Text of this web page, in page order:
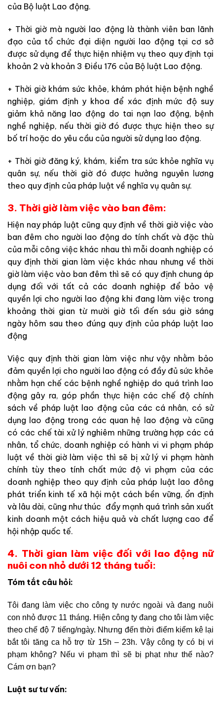
của Bộ luật Lao động.
+ Thời giờ mà người lao động là thành viên ban lãnh
đạo của tổ chức đại diện người lao động tại cơ sở
được sử dụng để thực hiện nhiệm vụ theo quy định tại
khoản 2 và khoản 3 Điều 176 của Bộ luật Lao động.
+ Thời giờ khám sức khỏe, khám phát hiện bệnh nghề
nghiệp, giám định y khoa để xác định mức độ suy
giảm khả năng lao động do tai nạn lao động, bệnh
nghề nghiệp, nếu thời giờ đó được thực hiện theo sự
bố trí hoặc do yêu cầu của người sử dụng lao động.
+ Thời giờ đăng ký, khám, kiểm tra sức khỏe nghĩa vụ
quân sự, nếu thời giờ đó được hưởng nguyên lương
theo quy định của pháp luật về nghĩa vụ quân sự.
3. Thời giờ làm việc vào ban đêm:
Hiện nay pháp luật cũng quy định về thời giờ việc vào
ban đêm cho người lao động do tính chất và đặc thù
của mỗi công việc khác nhau thì mỗi doanh nghiệp có
quy định thời gian làm việc khác nhau nhưng về thời
giờ làm việc vào ban đêm thì sẽ có quy định chung áp
dụng đối với tất cả các doanh nghiệp để bảo vệ
quyền lợi cho người lao động khi đang làm việc trong
khoảng thời gian từ mười giờ tối đến sáu giờ sáng
ngày hôm sau theo đúng quy định của pháp luật lao
động
Việc quy định thời gian làm việc như vậy nhằm bảo
đảm quyền lợi cho người lao động có đầy đủ sức khỏe
nhằm hạn chế các bệnh nghề nghiệp do quá trình lao
động gây ra, góp phần thực hiện các chế độ chính
sách về pháp luật lao động của các cá nhân, có sử
dụng lao động trong các quan hệ lao động và cũng
có các chế tài xử lý nghiêm những trường hợp các cá
nhân, tổ chức, doanh nghiệp có hành vi vi phạm pháp
luật về thời giờ làm việc thì sẽ bị xử lý vi phạm hành
chính tùy theo tính chất mức độ vi phạm của các
doanh nghiệp theo quy định của pháp luật lao đông
phát triển kinh tế xã hội một cách bền vững, ổn định
và lâu dài, cũng như thúc đẩy mạnh quá trình sản xuất
kinh doanh một cách hiệu quả và chất lượng cao để
hội nhập quốc tế.
4. Thời gian làm việc đối với lao động nữ
nuôi con nhỏ dưới 12 tháng tuổi:
Tóm tắt câu hỏi:
Tôi đang làm việc cho công ty nước ngoài và đang nuôi
con nhỏ được 11 tháng. Hiện công ty đang cho tôi làm việc
theo chế độ 7 tiếng/ngày. Nhưng đến thời điểm kiểm kê lại
bắt tôi tăng ca hỗ trợ từ 15h – 23h. Vậy công ty có bị vi
phạm không? Nếu vi phạm thì sẽ bị phạt như thế nào?
Cám ơn bạn?
Luật sư tư vấn: